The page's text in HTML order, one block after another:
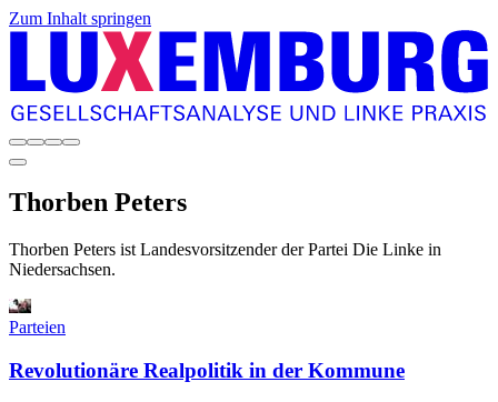
Zum Inhalt springen
Thorben Peters
Thorben Peters ist Landesvorsitzender der Partei Die Linke in
Niedersachsen.
Parteien
Revolutionäre Realpolitik in der Kommune